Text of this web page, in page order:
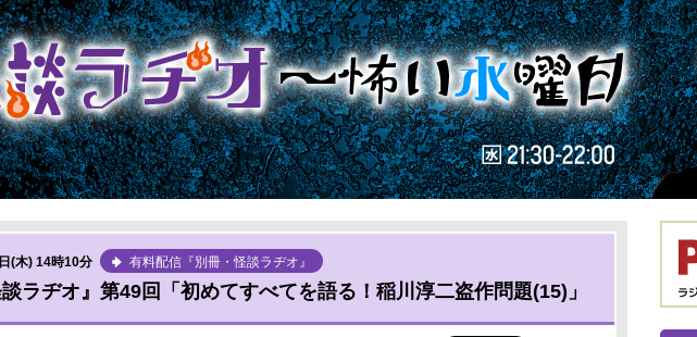
(木) 14時10分 有料配信『別冊・怪談ラヂオ』
談ラヂオ』第49回「初めてすべてを語る！稲川淳二盗作問題(15)」